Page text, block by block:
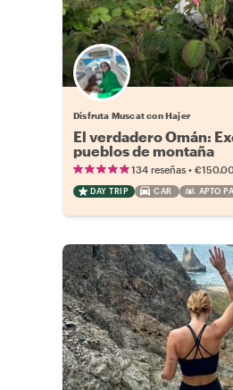
Disfruta Muscat con Hajer
El verdadero Omán:
pueblos de montaña
134 reseñas • €150.00
DAY TRIP CAR APTO